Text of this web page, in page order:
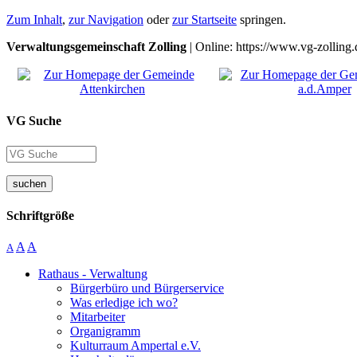
Zum Inhalt, zur Navigation oderzur Startseite springen.
Verwaltungsgemeinschaft Zolling | Online: https://www.vg-
VG Suche
suchen
Schriftgröße
A A A
Rathaus - Verwaltung
Bürgerbüro und Bürgerservice
Was erledige ich wo?
Mitarbeiter
Organigramm
Kulturraum Ampertal e.V.